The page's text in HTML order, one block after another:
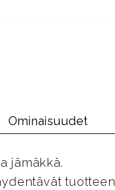
Ominaisuudet
jämäkkä.
tuotteen